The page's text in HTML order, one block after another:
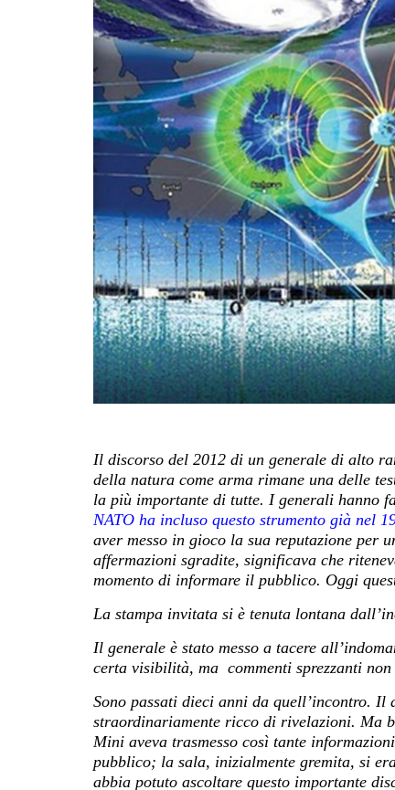
Il discorso del 2012 di un generale di alto
della natura come arma rimane una delle
la più importante di tutte. I generali hanno
NATO ha incluso questo strumento già nel
aver messo in gioco la sua reputazione per
affermazioni sgradite, significava che
momento di informare il pubblico. Oggi
La stampa invitata si è tenuta lontana
Il generale è stato messo a tacere
certa visibilità, ma commenti sprezzanti non
Sono passati dieci anni da quell’incontro. Il
straordinariamente ricco di rivelazioni. Ma
Mini aveva trasmesso così tante
pubblico; la sala, inizialmente gremita, si
abbia potuto ascoltare questo importante